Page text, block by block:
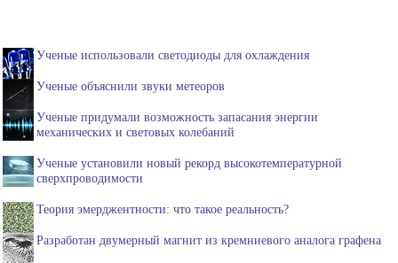
Ученые использовали светодиоды для охлаждения
Ученые объяснили звуки метеоров
Ученые придумали возможность запасания энергии
механических и световых колебаний
Ученые установили новый рекорд высокотемпературной
сверхпроводимости
Теория эмерджентности: что такое реальность?
Разработан двумерный магнит из кремниевого аналога графена